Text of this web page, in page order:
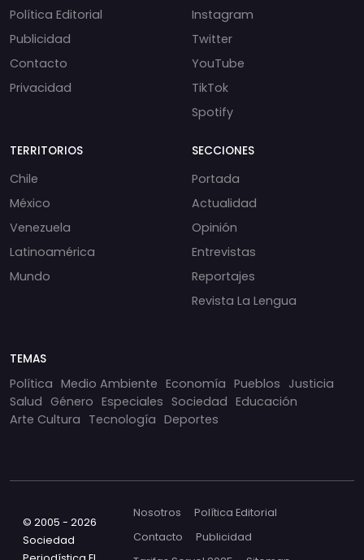
Política Editorial
Publicidad
Contacto
Privacidad
Instagram
Twitter
YouTube
TikTok
Spotify
TERRITORIOS
Chile
México
Venezuela
Latinoamérica
Mundo
SECCIONES
Portada
Actualidad
Opinión
Entrevistas
Reportajes
Revista La Lengua
TEMAS
Política Medio Ambiente Economía Pueblos Justicia
Salud Género Especiales Sociedad Educación
Arte Cultura Tecnología Deportes
© 2005 - 2026
Sociedad
Nosotros
Política Editorial
Contacto
Publicidad